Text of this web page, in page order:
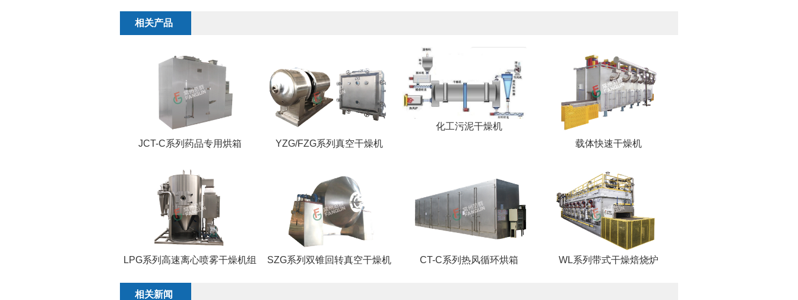
相关产品
JCT-C系列药品专用烘箱 YZG/FZG系列真空干燥机
化工污泥干燥机
载体快速干燥机
LPG系列高速离心喷雾干燥机组 SZG系列双锥回转真空干燥机 CT-C系列热风循环烘箱 WL系列带式干燥焙烧炉
相关新闻